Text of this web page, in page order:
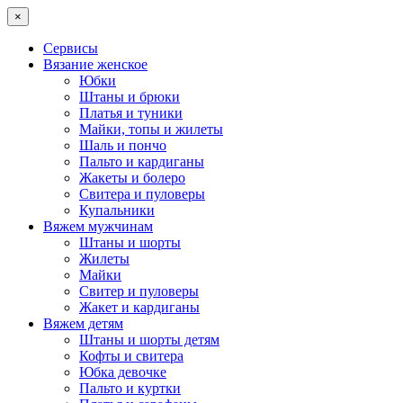
×
Сервисы
Вязание женское
Юбки
Штаны и брюки
Платья и туники
Майки, топы и жилеты
Шаль и пончо
Пальто и кардиганы
Жакеты и болеро
Свитера и пуловеры
Купальники
Вяжем мужчинам
Штаны и шорты
Жилеты
Майки
Свитер и пуловеры
Жакет и кардиганы
Вяжем детям
Штаны и шорты детям
Кофты и свитера
Юбка девочке
Пальто и куртки